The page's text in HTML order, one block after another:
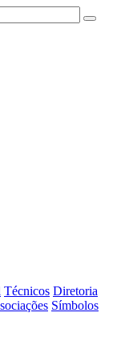
Técnicos Diretoria
Símbolos